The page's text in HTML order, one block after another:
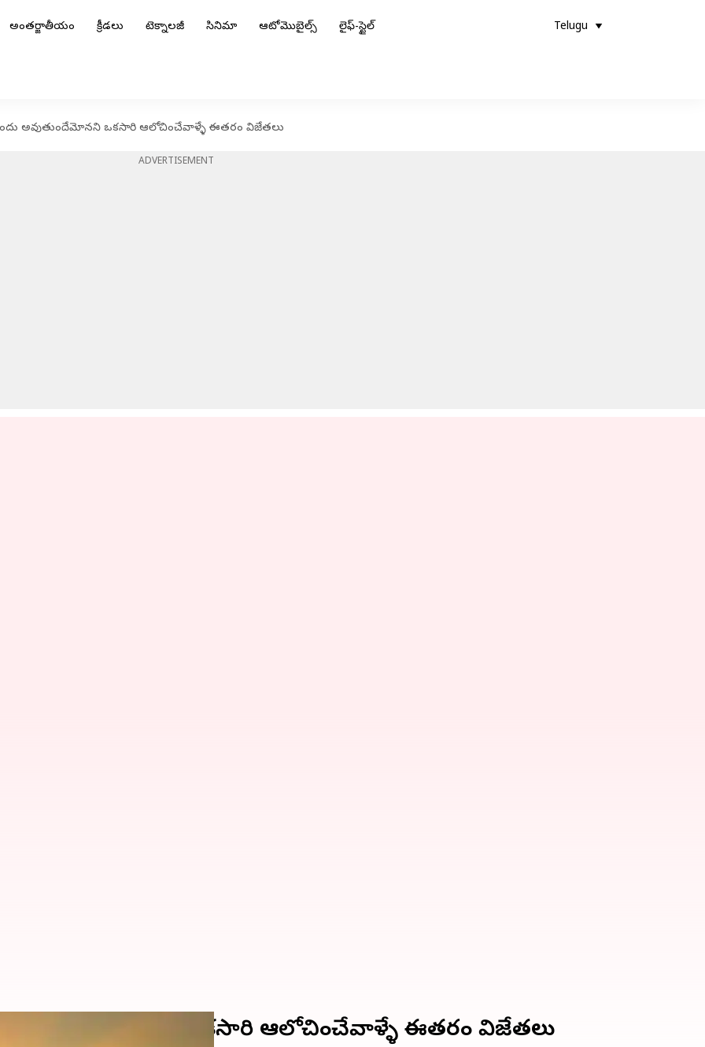
అంతర్జాతీయం క్రీడలు టెక్నాలజీ సినిమా ఆటోమొబైల్స్ లైఫ్-స్టైల్ Telugu
అవుతుందేమోనని ఒకసారి ఆలోచించేవాళ్ళే ఈతరం విజేతలు
ADVERTISEMENT
అవుతుందేమోనని ఒకసారి ఆలోచించేవాళ్ళే ఈతరం విజేతలు